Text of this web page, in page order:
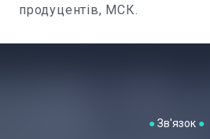
продуцентів, МСК.
● Зв'язок ●